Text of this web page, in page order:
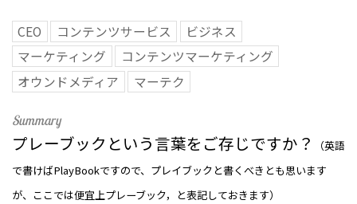
CEO コンテンツサービス
ビジネス
マーケティング
コンテンツマーケティング
オウンドメディア
マーテク
プレーブックという言葉をご存じですか？
（英語
で書けばPlayBookですので、プレイブックと書くべきとも思います
が、ここでは便宜上プレーブック，と表記しておきます）